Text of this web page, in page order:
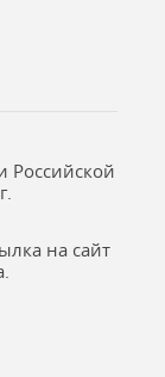
Российской
на сайт